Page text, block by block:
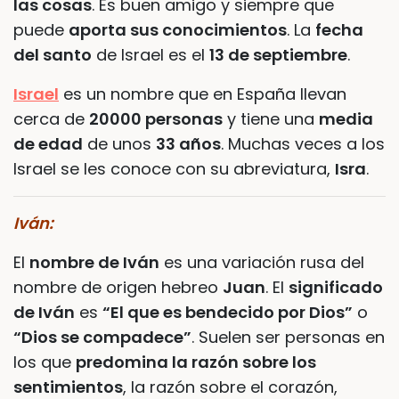
las cosas. Es buen amigo y siempre que
puede aporta sus conocimientos. La fecha
del santo de Israel es el 13 de septiembre.
Israel es un nombre que en España llevan
cerca de 20000 personas y tiene una media
de edad de unos 33 años. Muchas veces a los
Israel se les conoce con su abreviatura, Isra.
Iván:
El nombre de Iván es una variación rusa del
nombre de origen hebreo Juan. El significado
de Iván es “El que es bendecido por Dios” o
“Dios se compadece”. Suelen ser personas en
los que predomina la razón sobre los
sentimientos, la razón sobre el corazón,